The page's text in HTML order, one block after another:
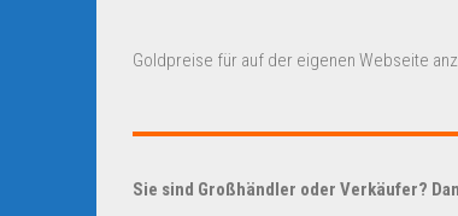
Goldpreise für auf der eigenen Webseite
Sie sind Großhändler oder Verkäufer?